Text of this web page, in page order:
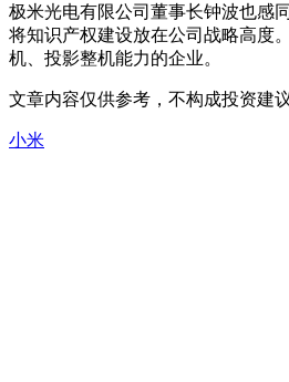
极米光电有限公司董事长钟波也感
将知识产权建设放在公司战略高度
机、投影整机能力的企业。
文章内容仅供参考，不构成投资建
小米